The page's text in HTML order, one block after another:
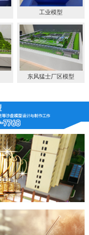
工业模型
东风猛士厂区模型